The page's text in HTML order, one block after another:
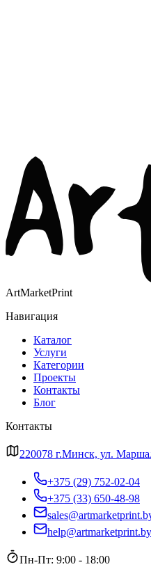
ArtMarketPrint
Навигация
Каталог
Услуги
Категории
Проекты
Контакты
Блог
Контакты
220078 г.Минск, ул.
+375 (29) 752-02-04
+375 (33) 650-48-98
help@artmarketprint.by
Пн-Пт: 9:00 - 18:00